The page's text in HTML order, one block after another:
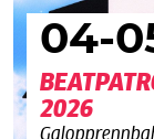
04-
2026